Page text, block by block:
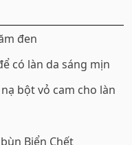
đen
có làn da sáng mịn
bột vỏ cam cho làn
Biển Chết